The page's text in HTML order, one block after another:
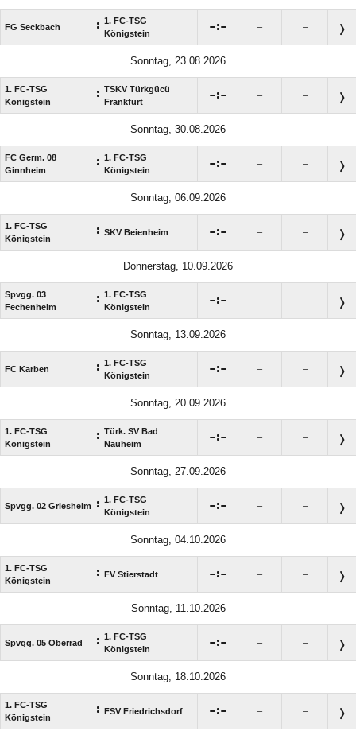
FG Seckbach : 1. FC-TSG
Königstein
: – –
Sonntag, 23.08.2026
1. FC-TSG
Königstein
: TSKV Türkgücü
Frankfurt
: – –
Sonntag, 30.08.2026
FC Germ. 08
Ginnheim
: 1. FC-TSG
Königstein
: – –
Sonntag, 06.09.2026
1. FC-TSG
Königstein
: SKV Beienheim : – –
Donnerstag, 10.09.2026
Spvgg. 03
Fechenheim
: 1. FC-TSG
Königstein
: – –
Sonntag, 13.09.2026
FC Karben : 1. FC-TSG
Königstein
: – –
Sonntag, 20.09.2026
1. FC-TSG
Königstein
: Türk. SV Bad
Nauheim
: – –
Sonntag, 27.09.2026
Spvgg. 02 Griesheim : 1. FC-TSG
Königstein
: – –
Sonntag, 04.10.2026
1. FC-TSG
Königstein
: FV Stierstadt : – –
Sonntag, 11.10.2026
Spvgg. 05 Oberrad : 1. FC-TSG
Königstein
: – –
Sonntag, 18.10.2026
1. FC-TSG
Königstein
: FSV Friedrichsdorf : – –